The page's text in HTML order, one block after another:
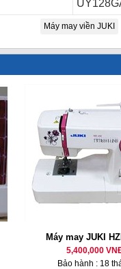
Máy may viền JUKI
Máy may JUKI
5,400,000
Bảo hành : 18